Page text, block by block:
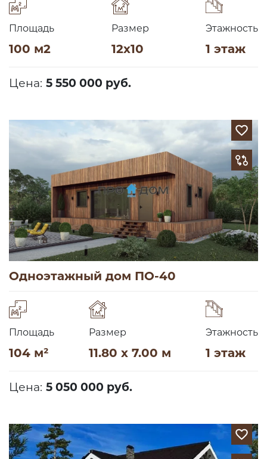
Площадь
100 м2
Размер
12х10
Этажность
1 этаж
Цена: 5 550 000 руб.
Одноэтажный дом ПО-40
Площадь
104 м²
Размер
11.80 x 7.00 м
Этажность
1 этаж
Цена: 5 050 000 руб.